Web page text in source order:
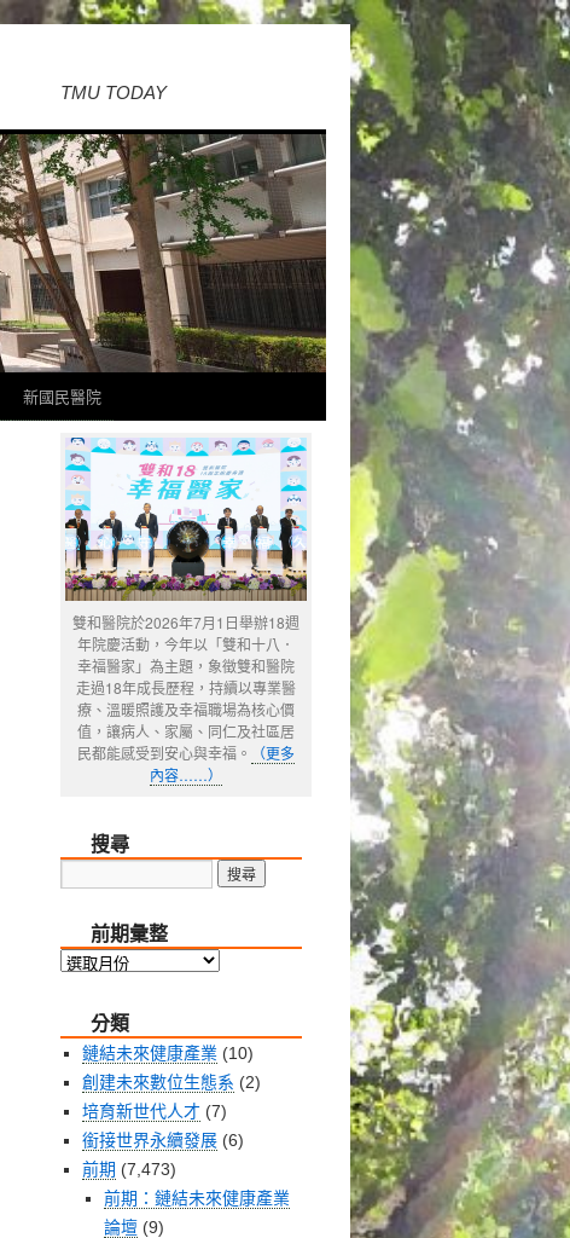
TMU TODAY
新國民醫院
雙和醫院於2026年7月1日舉辦18週
年院慶活動，今年以「雙和十八．
幸福醫家」為主題，象徵雙和醫院
走過18年成長歷程，持續以專業醫
療、溫暖照護及幸福職場為核心價
值，讓病人、家屬、同仁及社區居
民都能感受到安心與幸福。
（更多
內容……）
搜尋
前期彙整
前
整
分類
鏈結未來健康產業 (10)
創建未來數位生態系 (2)
培育新世代人才 (7)
銜接世界永續發展 (6)
前期 (7,473)
前期：鏈結未來健康產業
論壇 (9)